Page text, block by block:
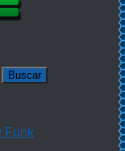
Funk